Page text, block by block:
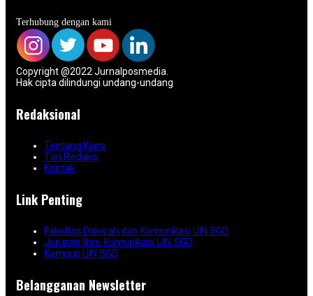
Terhubung dengan kami
Copyright @2022 Jurnalposmedia.
Hak cipta dilindungi undang-undang
Redaksional
Tentang Kami
Tim Redaksi
Kontak
Link Penting
Fakultas Dakwah dan Komunikasi UIN SGD
Jurusan Ilmu Komunikasi UIN SGD
Kampus UIN SGD
Belangganan Newsletter